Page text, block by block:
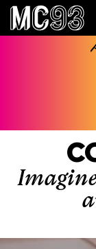
Aller
contenu